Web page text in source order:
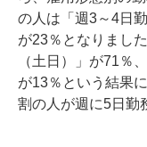
の人は「週3～4日
が23％となりまし
（土日）」が71％
が13％という結果
割の人が週に5日勤